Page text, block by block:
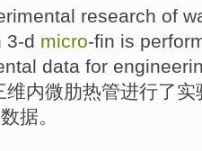
research of
3-d micro-fin is
data for
维内微肋热管进行了实
数据。